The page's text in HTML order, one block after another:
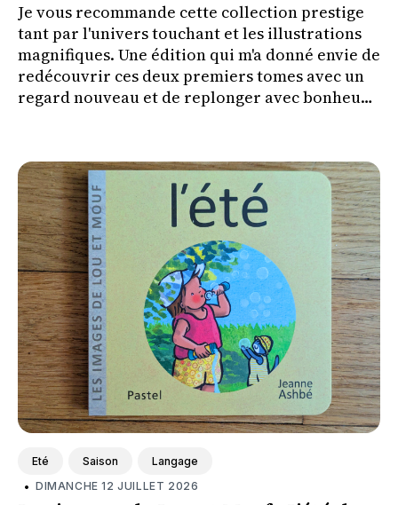
Je vous recommande cette collection prestige
tant par l'univers touchant et les illustrations
magnifiques. Une édition qui m'a donné envie de
redécouvrir ces deux premiers tomes avec un
regard nouveau et de replonger avec bonheur
Eté Saison Langage
• DIMANCHE 12 JUILLET 2026